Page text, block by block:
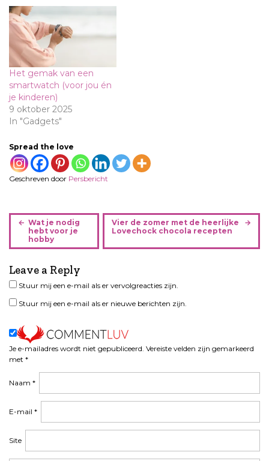
Het gemak van een
smartwatch (voor jou én
je kinderen)
9 oktober 2025
In "Gadgets"
Spread the love
Geschreven door Persbericht
B
r
c
h
t
v
i
g
a
e
Wat je nodig
hebt voor je
hobby
Vier de zomer met de heerlijke
Lovechock chocola recepten
Leave a Reply
Je e-mailadres wordt niet gepubliceerd. Vereiste velden zijn gemarkeerd
met *
Naam *
E-mail *
Site
Stuur mij een e-mail als er vervolgreacties zijn.
Stuur mij een e-mail als er nieuwe berichten zijn.